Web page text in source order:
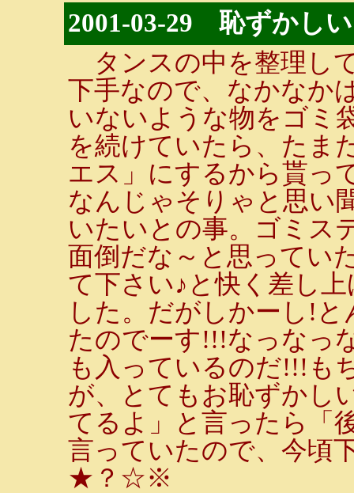
2001-03-29 恥ずかし
タンスの中を整理し
下手なので、なかなか
いないような物をゴミ
を続けていたら、たま
エス」にするから貰っ
なんじゃそりゃと思い
いたいとの事。ゴミス
面倒だな～と思ってい
て下さい♪と快く差し
した。だがしかーし!
たのでーす!!!なっなっ
も入っているのだ!!!も
が、とてもお恥ずかし
てるよ」と言ったら「
言っていたので、今頃
★？☆※